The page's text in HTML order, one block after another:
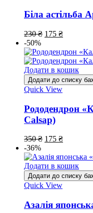
Біла астільба
230₴ 175 ₴
-50%
Додати в кошик
Додати до списку
Quick View
Рододендрон
Calsap)
350₴ 175 ₴
-36%
Додати в кошик
Додати до списку
Quick View
Азалія